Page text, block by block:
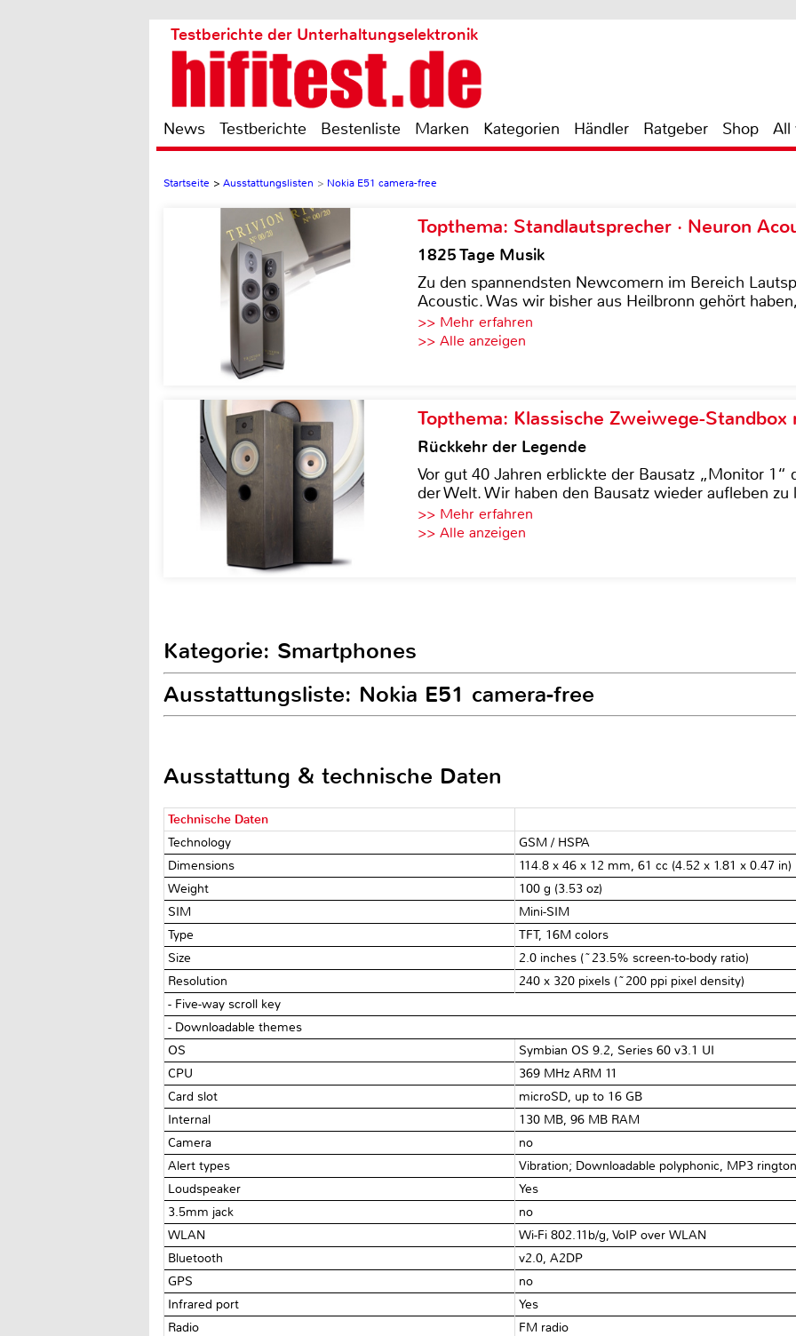
Testberichte der Unterhaltungselektronik
News Testberichte Bestenliste Marken Kategorien Händler Ratgeber Shop All
Startseite > Ausstattungslisten > Nokia E51 camera-free
Topthema: Standlautsprecher · Neuron
1825 Tage Musik
Zu den spannendsten Newcomern im Bereich
Acoustic. Was wir bisher aus Heilbronn gehört
>> Mehr erfahren
>> Alle anzeigen
Topthema: Klassische Zweiwege-
Rückkehr der Legende
Vor gut 40 Jahren erblickte der Bausatz „Monitor 1“
der Welt. Wir haben den Bausatz wieder aufleben zu
>> Mehr erfahren
>> Alle anzeigen
Kategorie: Smartphones
Ausstattungsliste: Nokia E51 camera-free
Ausstattung & technische Daten
Technische Daten
Technology
GSM / HSPA
Dimensions
114.8 x 46 x 12 mm, 61 cc (4.52 x 1.81 x 0.47 in)
Weight
100 g (3.53 oz)
SIM
Mini-SIM
Type
TFT, 16M colors
Size
2.0 inches (~23.5% screen-to-body ratio)
Resolution
240 x 320 pixels (~200 ppi pixel density)
- Five-way scroll key
- Downloadable themes
OS
Symbian OS 9.2, Series 60 v3.1 UI
CPU
369 MHz ARM 11
Card slot
microSD, up to 16 GB
Internal
130 MB, 96 MB RAM
Camera
no
Alert types
Vibration; Downloadable polyphonic, MP3
Loudspeaker
Yes
3.5mm jack
no
WLAN
Wi-Fi 802.11b/g, VoIP over WLAN
Bluetooth
v2.0, A2DP
GPS
no
Infrared port
Yes
Radio
FM radio